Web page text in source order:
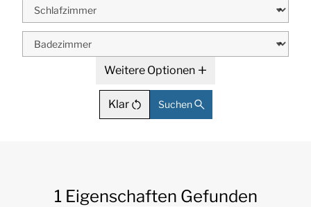
Weitere Optionen
Klar Suchen
1 Eigenschaften Gefunden